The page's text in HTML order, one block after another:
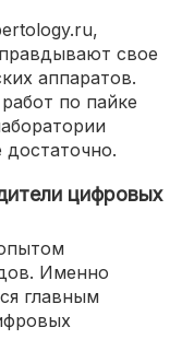
свое
аппаратов.
по пайке
цифровых
Именно
главным